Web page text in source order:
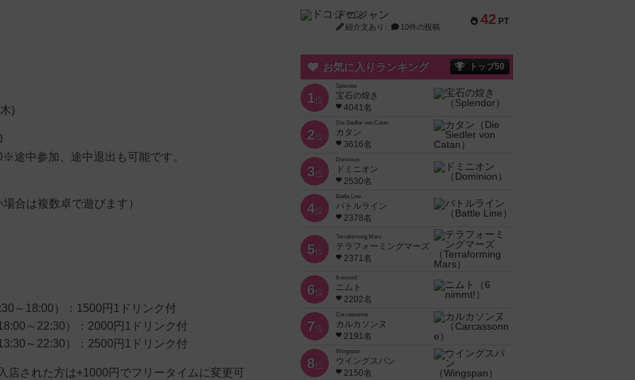
)
途中参加、途中退出も可能です。
合は複数卓で遊びます）
～18:00）：1500円1ドリンク付
～22:30）：2000円1ドリンク付
～22:30）：2500円1ドリンク付
店された方は+1000円でフリータイムに変更可
42 PT
ドコジャン
紹介文あり 10件の投稿
お気に入りランキング トップ50
1位
Splendor
宝石の煌き
4041名
2位
Die Siedler von Catan
カタン
3616名
3位
Dominion
ドミニオン
2530名
4位
Battle Line
バトルライン
2378名
5位
Terraforming Mars
テラフォーミングマーズ
2371名
6位
6 nimmt!
ニムト
2202名
7位
Carcassonne
カルカソンヌ
2191名
8位
Wingspan
ウイングスパン
2150名